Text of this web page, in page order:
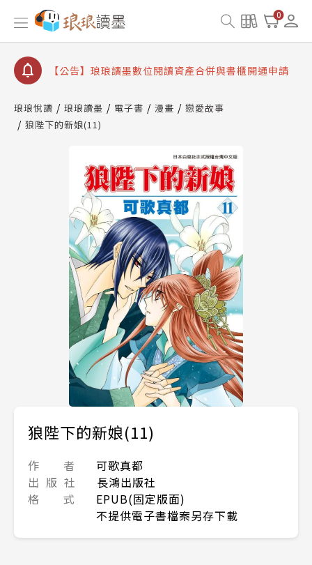
0
【公告】因 Readmoo 讀墨系統維護中，本站同步暫
停部分閱讀服務
【公告】琅琅讀墨數位閱讀資產合併與書櫃開通申請
【公告】琅琅讀墨書櫃開通常見問題
請圖文教學
【公告】琅琅書店服務升級重要說明及資產合併結果
查詢
琅琅悅讀 琅琅讀墨 電子書 漫畫
戀愛故事
狼陛下的新娘(11)
狼陛下的新娘(11)
作 者
可歌真都
出 版 社
長鴻出版社
格 式
EPUB(固定版面)
不提供電子書檔案另存下載